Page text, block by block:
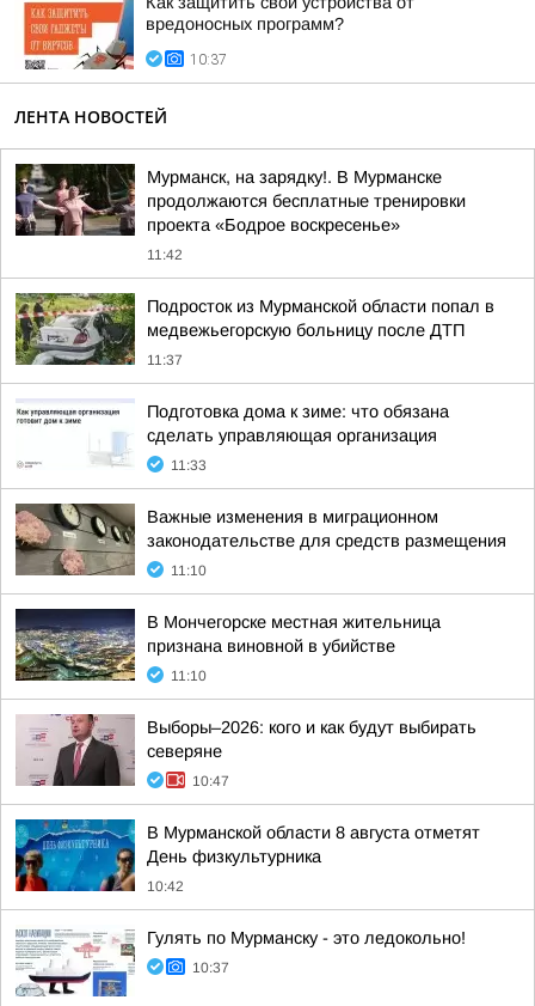
вредоносных программ?
10:37
ЛЕНТА НОВОСТЕЙ
Мурманск, на зарядку!. В Мурманске
продолжаются бесплатные тренировки
проекта «Бодрое воскресенье»
11:42
Подросток из Мурманской области попал в
медвежьегорскую больницу после ДТП
11:37
Подготовка дома к зиме: что обязана
сделать управляющая организация
11:33
Важные изменения в миграционном
законодательстве для средств размещения
11:10
В Мончегорске местная жительница
признана виновной в убийстве
11:10
Выборы–2026: кого и как будут выбирать
северяне
10:47
В Мурманской области 8 августа отметят
День физкультурника
10:42
Гулять по Мурманску - это ледокольно!
10:37